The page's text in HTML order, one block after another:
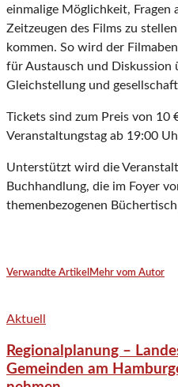
einmalige Möglichkeit, Fragen
Zeitzeugen des Films zu
kommen. So wird der
für Austausch und Diskussion
Gleichstellung und
Tickets sind zum Preis von 10
Veranstaltungstag ab 19:00
Unterstützt wird die
Buchhandlung, die im Foyer
themenbezogenen
Verwandte Artikel Mehr vom Autor
Aktuell
Regionalplanung –
Gemeinden am